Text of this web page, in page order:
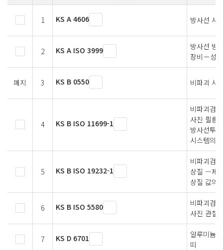
1 KS A 4606 방사선 시
2 KS A ISO 3999
방사선 방
장비－성
폐지 3 KS B 0550 비파괴 시
4 KS B ISO 11699-1
비파괴검
사진 필름
방사선투
시스템의
5 KS B ISO 19232-1
비파괴검
상질 —제1
상질 값의
6 KS B ISO 5580
비파괴검
사진 관찰
7 KS D 6701
알루미늄
띠